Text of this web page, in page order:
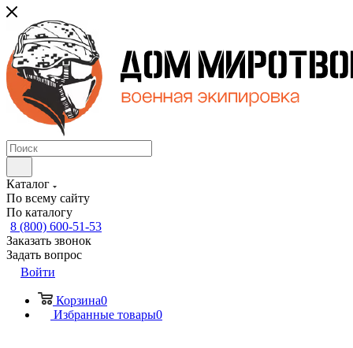
Каталог
По всему сайту
По каталогу
8 (800) 600-51-53
Заказать звонок
Задать вопрос
Войти
Корзина0
Избранные товары0